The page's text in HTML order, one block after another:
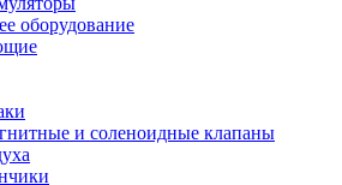
оборудование
и соленоидные клапаны